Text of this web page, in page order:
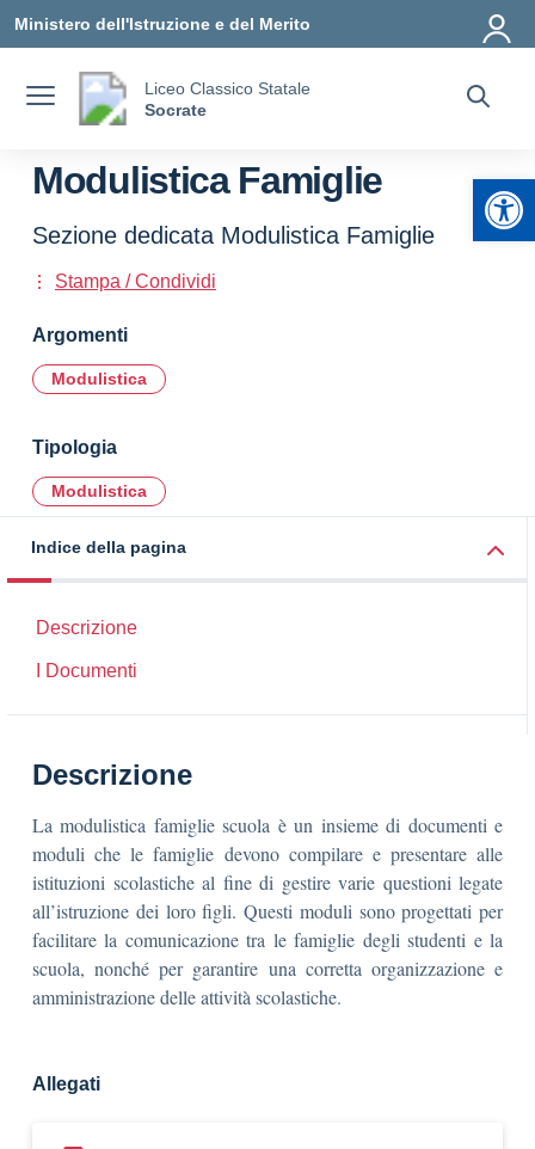
Ministero dell'Istruzione e del Merito
Liceo Classico Statale
Socrate
Modulistica Famiglie
Sezione dedicata Modulistica Famiglie
Stampa / Condividi
Argomenti
Modulistica
Tipologia
Modulistica
Indice della pagina
Descrizione
I Documenti
Descrizione
La modulistica famiglie scuola è un insieme di documenti e
moduli che le famiglie devono compilare e presentare alle
istituzioni scolastiche al fine di gestire varie questioni legate
all’istruzione dei loro figli. Questi moduli sono progettati per
facilitare la comunicazione tra le famiglie degli studenti e la
scuola, nonché per garantire una corretta organizzazione e
amministrazione delle attività scolastiche.
Allegati